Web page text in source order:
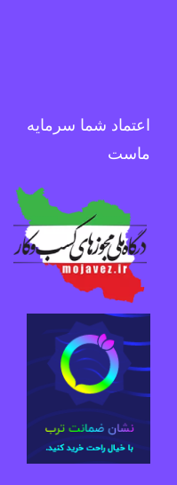
اعتماد شما سرمایه
ماست